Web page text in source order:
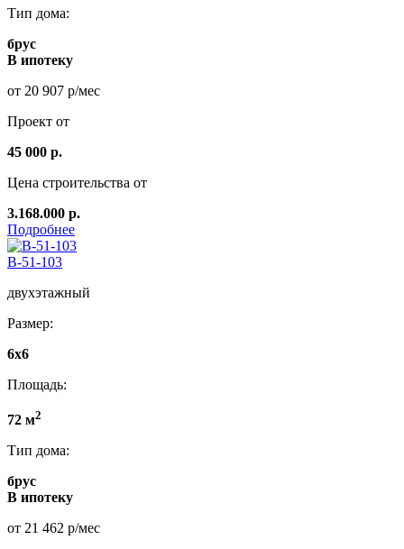
Тип дома:
брус
В ипотеку
от 20 907 р/мес
Проект от
45 000 р.
Цена строительства от
3.168.000 р.
Подробнее
B-51-103
двухэтажный
Размер:
6х6
Площадь:
72 м2
Тип дома:
брус
В ипотеку
от 21 462 р/мес